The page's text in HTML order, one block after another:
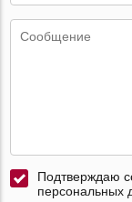
Подтверждаю
персональных